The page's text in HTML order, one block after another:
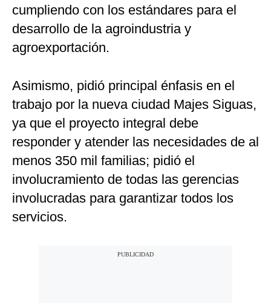
cumpliendo con los estándares para el
desarrollo de la agroindustria y
agroexportación.
Asimismo, pidió principal énfasis en el
trabajo por la nueva ciudad Majes Siguas,
ya que el proyecto integral debe
responder y atender las necesidades de al
menos 350 mil familias; pidió el
involucramiento de todas las gerencias
involucradas para garantizar todos los
servicios.